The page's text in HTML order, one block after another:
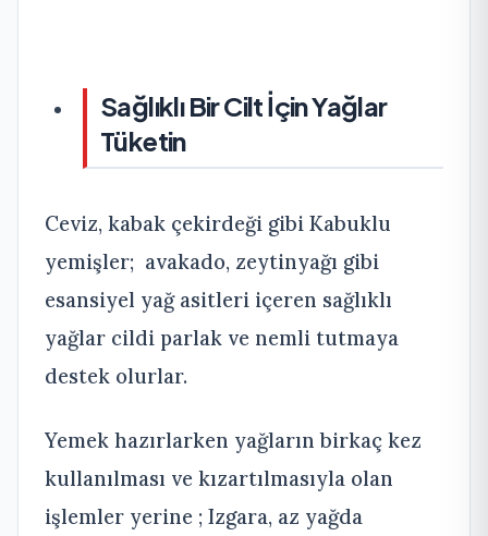
Sağlıklı Bir Cilt İçin Yağlar
Tüketin
Ceviz, kabak çekirdeği gibi Kabuklu
yemişler; avakado, zeytinyağı gibi
esansiyel yağ asitleri içeren sağlıklı
yağlar cildi parlak ve nemli tutmaya
destek olurlar.
Yemek hazırlarken yağların birkaç kez
kullanılması ve kızartılmasıyla olan
işlemler yerine ; Izgara, az yağda